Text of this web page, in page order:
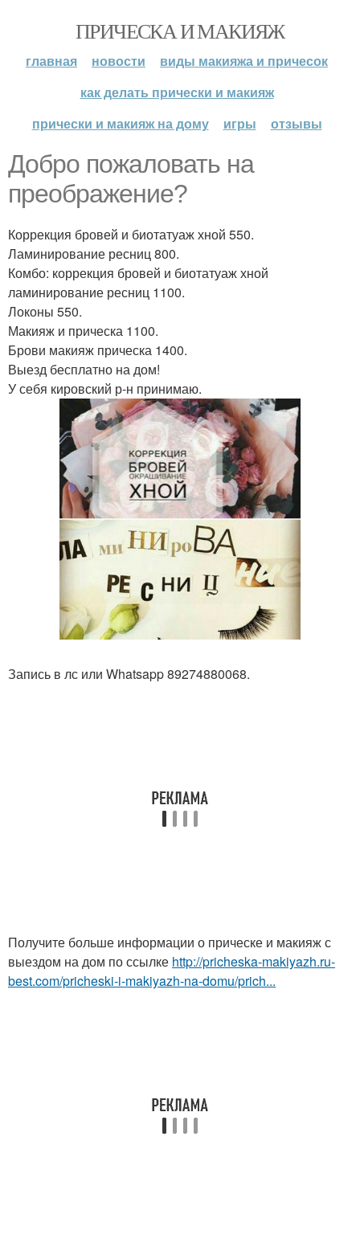
ПРИЧЕСКА И МАКИЯЖ
главная новости
виды макияжа и причесок
как делать прически и макияж
прически и макияж на дому
игры отзывы
Добро пожаловать на
преображение?
Коррекция бровей и биотатуаж хной 550.
Ламинирование ресниц 800.
Комбо: коррекция бровей и биотатуаж хной
ламинирование ресниц 1100.
Локоны 550.
Макияж и прическа 1100.
Брови макияж прическа 1400.
Выезд бесплатно на дом!
У себя кировский р-н принимаю.
Запись в лс или Whatsapp 89274880068.
Получите больше информации о прическе и макияж с
выездом на дом по ссылке http://pricheska-makiyazh.ru-
best.com/pricheski-i-makiyazh-na-domu/prich...